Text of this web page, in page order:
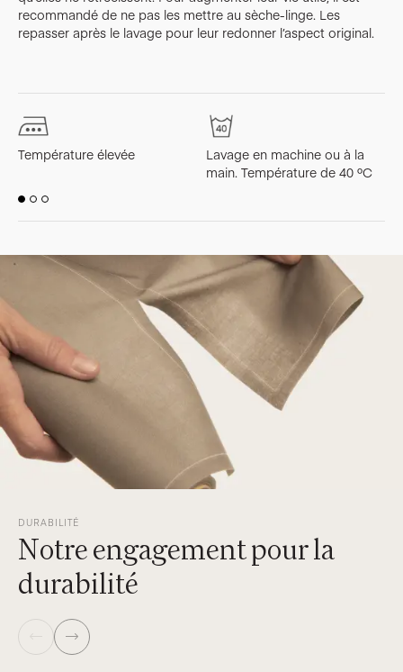
recommandé de ne pas les mettre au sèche-linge. Les
repasser après le lavage pour leur redonner l’aspect original.
Température élevée
Lavage en machine ou à la
main. Température de 40 ºC
DURABILITÉ
Notre engagement pour la
durabilité